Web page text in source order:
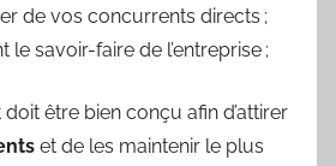
de vos concurrents directs ;
le savoir-faire de l’entreprise ;
être bien conçu afin d’attirer
et de les maintenir le plus